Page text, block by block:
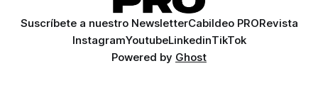
Suscríbete a nuestro NewsletterCabildeo PRORevista
InstagramYoutubeLinkedinTikTok
Powered by Ghost